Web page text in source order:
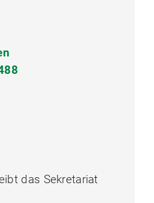
das Sekretariat